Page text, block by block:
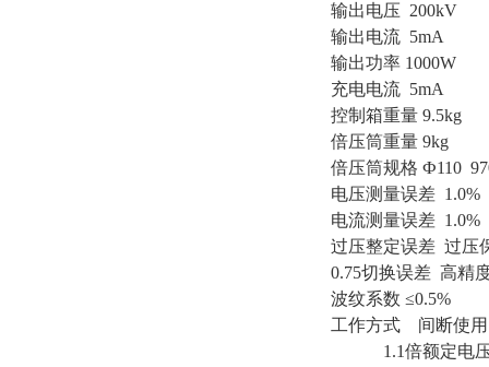
输出电压 200kV
输出电流 5mA
输出功率 1000W
充电电流 5mA
控制箱重量 9.5kg
倍压筒重量 9kg
倍压筒规格 Ф110
电压测量误差 1.0%
电流测量误差 1.0%
过压整定误差 过压
0.75切换误差 高精
波纹系数 ≤0.5%
工作方式 间断使用
1.1倍额定电压